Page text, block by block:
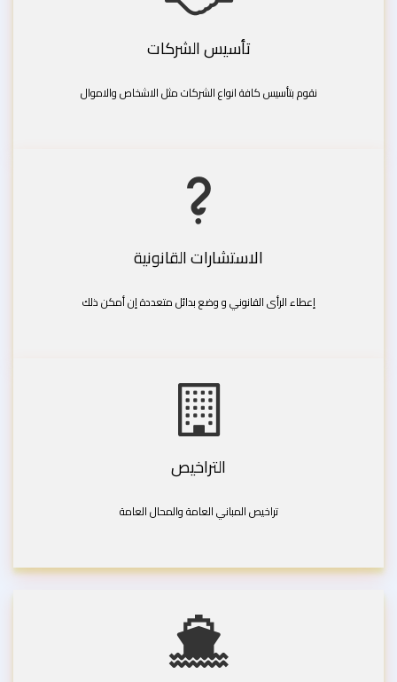
تأسيس الشركات
نقوم بتأسيس كافة انواع الشركات مثل الاشخاص والاموال
الاستشارات القانونية
إعطاء الرأى القانوني و وضع بدائل متعددة إن أمكن ذلك
التراخيص
تراخيص المباني العامة والمحال العامة